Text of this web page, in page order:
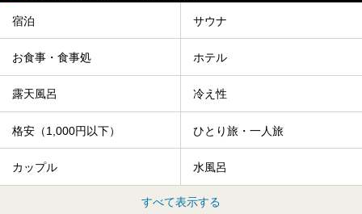
宿泊 サウナ
お食事・食事処 ホテル
露天風呂 冷え性
格安（1,000円以下） ひとり旅・一人旅
カップル 水風呂
すべて表示する